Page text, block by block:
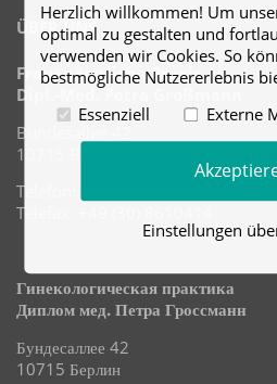
ÜBER UNS
Frauenärztliche Praxis
Dipl.-Med. Petra Großmann
Bundesallee 42
10715 Berlin
Telefon: +49 (30) 8610413
Telefax: +49 (30) 8610414
Гинекологическая практика
Диплом мед. Петра Гроссманн
Бундесаллее 42
10715 Берлин
Herzlich willkommen! Um
optimal zu gestalten und
verwenden wir Cookies. So
bestmögliche Nutzererlebnis
Essenziell
Externe
Einstellungen